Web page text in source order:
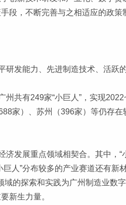
段，不断完善与之相适应的政
研发能力、先进制造技术、活跃
州共有249家“小巨人”，实现
家）、苏州（396家）等仍存
济发展重点领域相契合。其中，
巨人”分布较多的产业赛道还有
域的探索和实践为广州制造业
新生力量。